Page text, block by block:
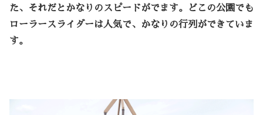
た、それだとかなりのスピードがでます。どこの公園でも
ローラースライダーは人気で、かなりの行列ができていま
す。